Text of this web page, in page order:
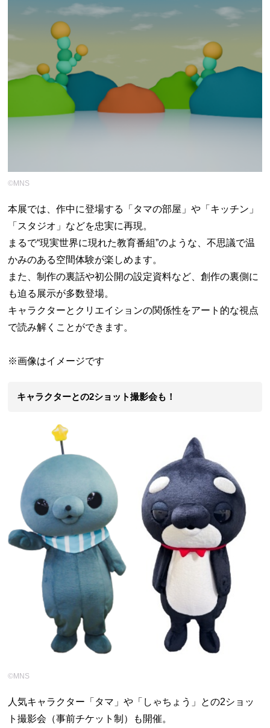
©MNS
本展では、作中に登場する「タマの部屋」や「キッチン」
「スタジオ」などを忠実に再現。
まるで“現実世界に現れた教育番組”のような、不思議で温
かみのある空間体験が楽しめます。
また、制作の裏話や初公開の設定資料など、創作の裏側に
も迫る展示が多数登場。
キャラクターとクリエイションの関係性をアート的な視点
で読み解くことができます。
※画像はイメージです
キャラクターとの2ショット撮影会も！
©MNS
人気キャラクター「タマ」や「しゃちょう」との2ショッ
ト撮影会（事前チケット制）も開催。